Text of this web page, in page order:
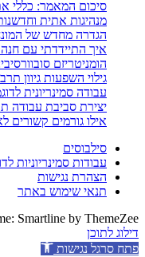
סיכום המאמר: כללי
מנהיגות אתית
הגדרה מחדש של המונח
איך התיידדתי עם
הומניטריזם
גילוי השפעות גיוון
עבודה סמינריונית
יצירת סביבת עבודה
אילו גורמים קשורים
סילבוסים
עבודות סמינריוניות
הצהרת נגישות
תנאי שימוש באתר
Smartline by ThemeZee.
דילוג לתוכן
פתח סרגל נגישות